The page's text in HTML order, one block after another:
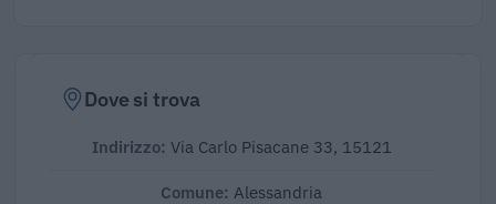
Dove si trova
Indirizzo: Via Carlo Pisacane 33, 15121
Comune: Alessandria